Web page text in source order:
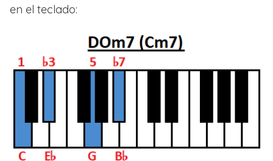
en el teclado: